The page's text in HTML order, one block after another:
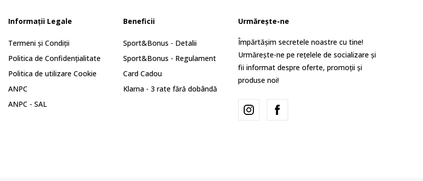
Informații Legale
Termeni și Condiții
Politica de Confidențialitate
Politica de utilizare Cookie
ANPC
ANPC - SAL
Beneficii
Sport&Bonus - Detalii
Sport&Bonus - Regulament
Card Cadou
Klarna - 3 rate fără dobândă
Urmărește-ne
Împărtășim secretele noastre cu tine!
Urmărește-ne pe rețelele de socializare și
fii informat despre oferte, promoții și
produse noi!